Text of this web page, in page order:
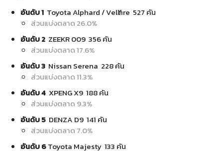
อันดับ 1 Toyota Alphard / Vellfire 527 คัน
ส่วนแบ่งตลาด 26.0%
อันดับ 2 ZEEKR 009 356 คัน
ส่วนแบ่งตลาด 17.6%
อันดับ 3 Nissan Serena 228 คัน
ส่วนแบ่งตลาด 11.3%
อันดับ 4 XPENG X9 188 คัน
ส่วนแบ่งตลาด 9.3%
อันดับ 5 DENZA D9 141 คัน
ส่วนแบ่งตลาด 7.0%
อันดับ 6Toyota Majesty 133 คัน